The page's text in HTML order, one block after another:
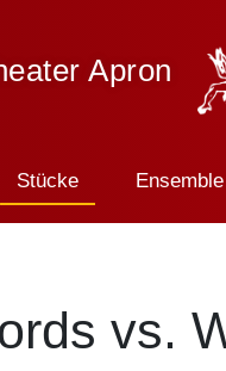
Apron
Stücke Ensemble
vs.